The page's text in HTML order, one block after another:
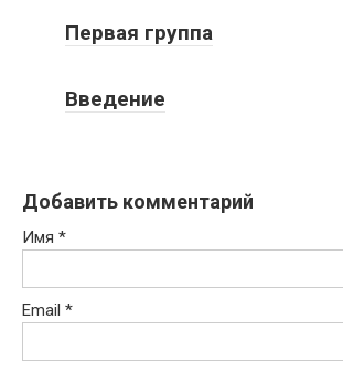
Первая группа
Введение
Добавить комментарий
Имя *
Email *